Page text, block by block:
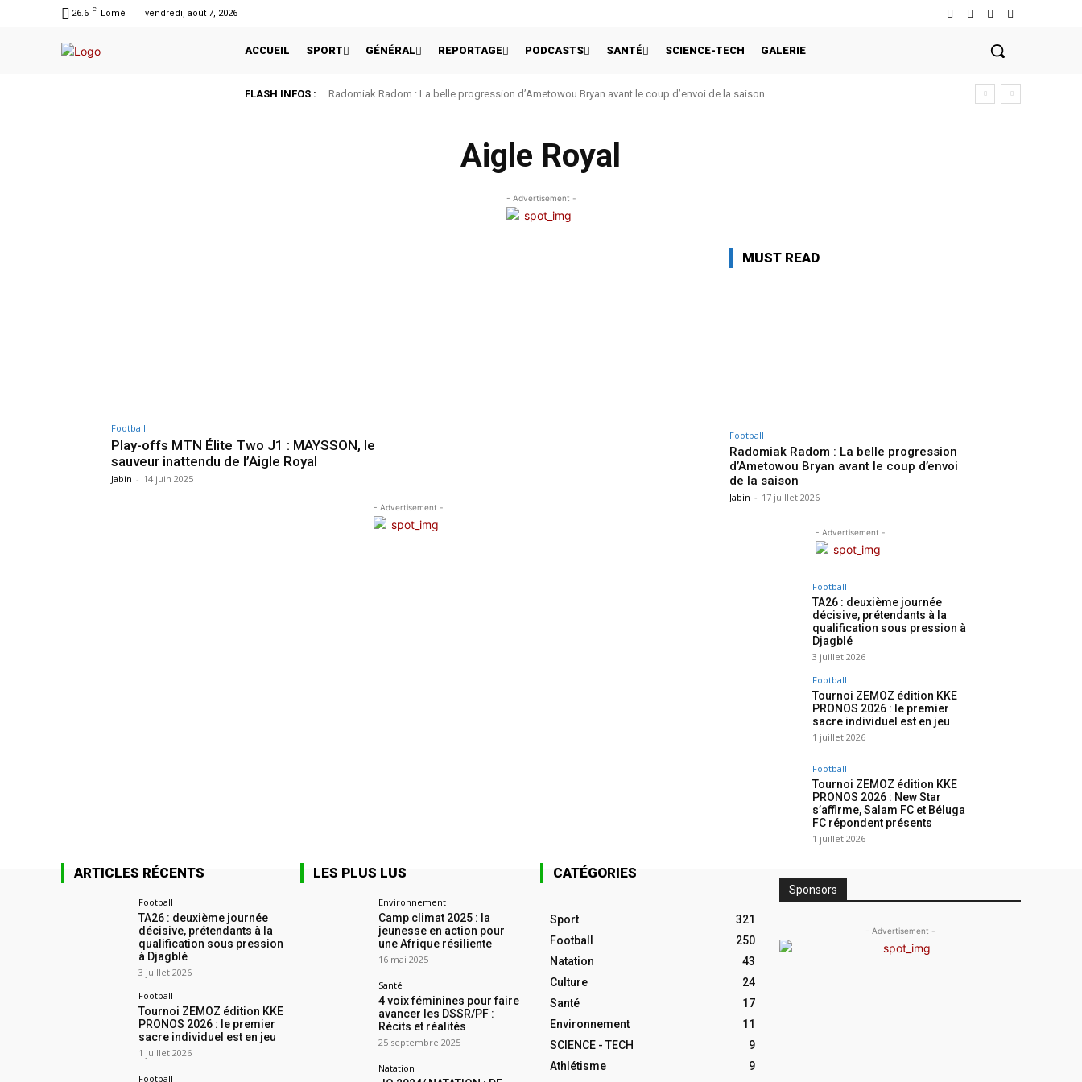
26.6 C Lomé vendredi, août 7, 2026
ACCUEIL SPORT GÉNÉRAL REPORTAGE PODCASTS SANTÉ SCIENCE-TECH GALERIE
FLASH INFOS : Radomiak Radom : La belle progression d’Ametowou Bryan avant le coup d’envoi de la saison
Aigle Royal
- Advertisement -
Football
Play-offs MTN Élite Two J1 : MAYSSON, le
sauveur inattendu de l’Aigle Royal
Jabin - 14 juin 2025
- Advertisement -
MUST READ
Football
Radomiak Radom : La belle progression
d’Ametowou Bryan avant le coup d’envoi
de la saison
Jabin - 17 juillet 2026
- Advertisement -
Football
TA26 : deuxième journée
décisive, prétendants à la
qualification sous pression à
Djagblé
3 juillet 2026
Football
Tournoi ZEMOZ édition KKE
PRONOS 2026 : le premier
sacre individuel est en jeu
1 juillet 2026
Football
Tournoi ZEMOZ édition KKE
PRONOS 2026 : New Star
s’affirme, Salam FC et Béluga
FC répondent présents
1 juillet 2026
ARTICLES RÉCENTS
Football
TA26 : deuxième journée
décisive, prétendants à la
qualification sous pression
à Djagblé
3 juillet 2026
Football
Tournoi ZEMOZ édition KKE
PRONOS 2026 : le premier
sacre individuel est en jeu
1 juillet 2026
Football
LES PLUS LUS
Environnement
Camp climat 2025 : la
jeunesse en action pour
une Afrique résiliente
16 mai 2025
Santé
4 voix féminines pour faire
avancer les DSSR/PF :
Récits et réalités
25 septembre 2025
Natation
CATÉGORIES
Sport
321
Football
250
Natation
43
Culture
24
Santé
17
Environnement
11
SCIENCE - TECH
9
Athlétisme
9
Sponsors
- Advertisement -